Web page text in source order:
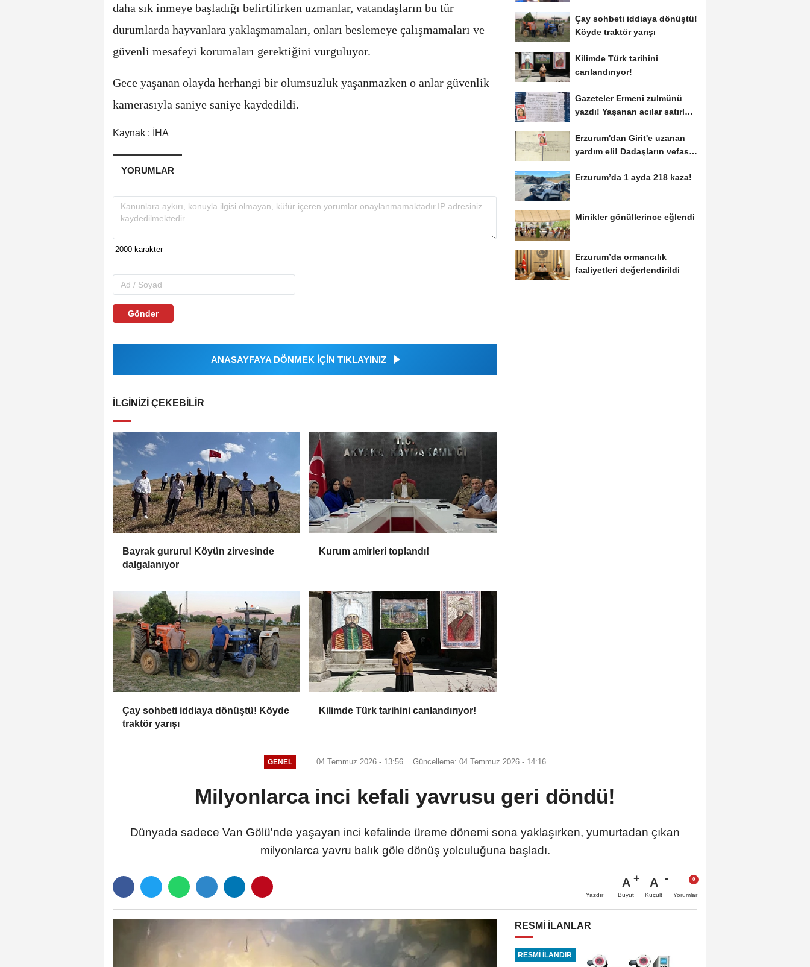
daha sık inmeye başladığı belirtilirken uzmanlar, vatandaşların bu tür
durumlarda hayvanlara yaklaşmamaları, onları beslemeye çalışmamaları ve
güvenli mesafeyi korumaları gerektiğini vurguluyor.
Gece yaşanan olayda herhangi bir olumsuzluk yaşanmazken o anlar güvenlik
kamerasıyla saniye saniye kaydedildi.
Kaynak : İHA
YORUMLAR
Gönder
ANASAYFAYA DÖNMEK İÇİN TIKLAYINIZ
İLGINIZI ÇEKEBILIR
Bayrak gururu! Köyün zirvesinde
dalgalanıyor
Kurum amirleri toplandı!
Çay sohbeti iddiaya dönüştü! Köyde
traktör yarışı
Kilimde Türk tarihini canlandırıyor!
Çay sohbeti iddiaya dönüştü!
Köyde traktör yarışı
Kilimde Türk tarihini
canlandırıyor!
Gazeteler Ermeni zulmünü
yazdı! Yaşanan acılar satırlara
Erzurum'dan Girit'e uzanan
yardım eli! Dadaşların vefası
Erzurum’da 1 ayda 218 kaza!
Minikler gönüllerince eğlendi
Erzurum’da ormancılık
faaliyetleri değerlendirildi
GENEL 04 Temmuz 2026 - 13:56 Güncelleme: 04 Temmuz 2026 - 14:16
Milyonlarca inci kefali yavrusu geri döndü!
Dünyada sadece Van Gölü'nde yaşayan inci kefalinde üreme dönemi sona yaklaşırken, yumurtadan çıkan
milyonlarca yavru balık göle dönüş yolculuğuna başladı.
Yazdır
A
Büyüt
A
Küçült Yorumlar
RESMİ İLANLAR
RESMİ İLANDIR